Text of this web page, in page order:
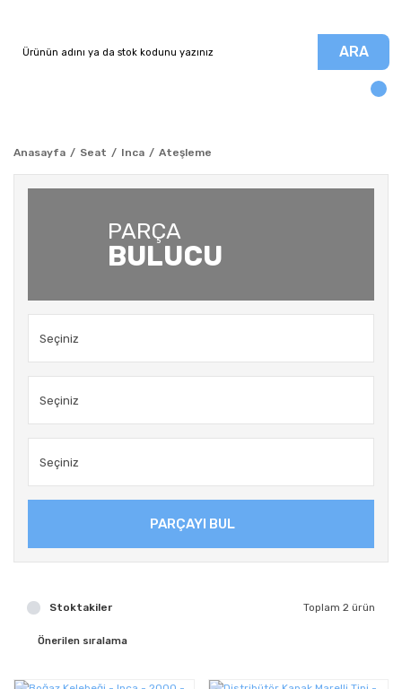
ARA
Anasayfa Seat Inca Ateşleme
PARÇA
BULUCU
PARÇAYI BUL
Stoktakiler Toplam 2 ürün